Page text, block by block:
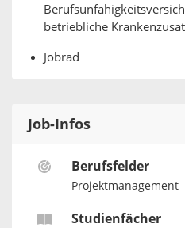
betriebliche
Jobrad
Job-Infos
Berufsfelder
Projektmanagement
Studienfächer